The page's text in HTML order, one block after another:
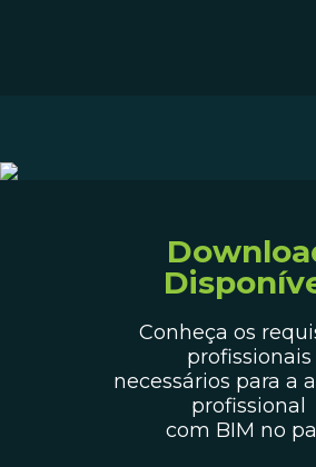
Conheça os
profissionais
necessários para a
profissional
com BIM no